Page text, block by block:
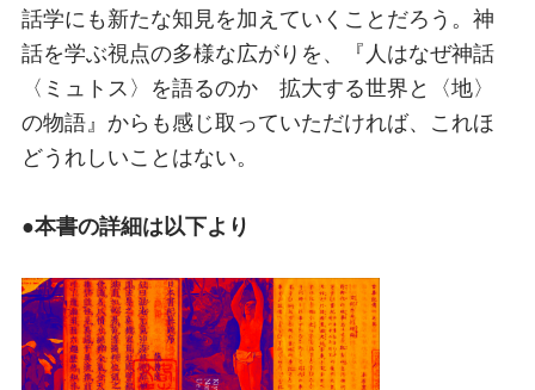
話学にも新たな知見を加えていくことだろう。神
話を学ぶ視点の多様な広がりを、『人はなぜ神話
〈ミュトス〉を語るのか 拡大する世界と〈地〉
の物語』からも感じ取っていただければ、これほ
どうれしいことはない。
●本書の詳細は以下より